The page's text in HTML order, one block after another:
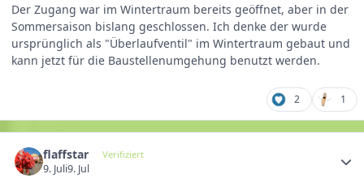
Der Zugang war im Wintertraum bereits geöffnet, aber in der
Sommersaison bislang geschlossen. Ich denke der wurde
ursprünglich als "Überlaufventil" im Wintertraum gebaut und
kann jetzt für die Baustellenumgehung benutzt werden.
2 1
flaffstar Verifiziert
9. Juli9. Jul